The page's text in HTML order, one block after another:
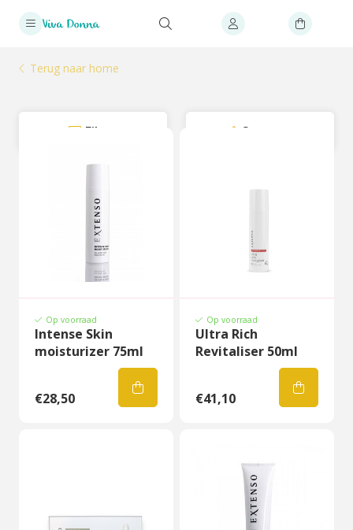
Terug naar home
Filter Sorteer
Op voorraad
Intense Skin
moisturizer 75ml
€28,50
Op voorraad
Ultra Rich
Revitaliser 50ml
€41,10